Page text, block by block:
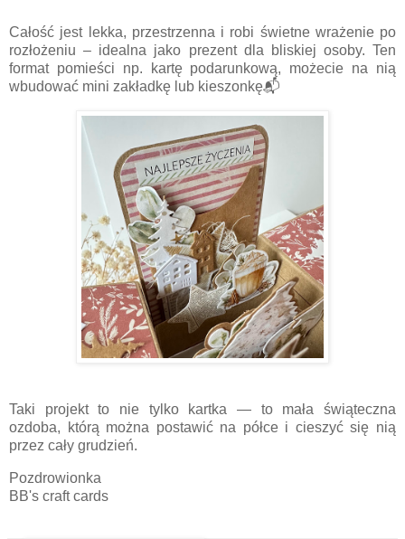
Całość jest lekka, przestrzenna i robi świetne wrażenie po
rozłożeniu – idealna jako prezent dla bliskiej osoby. Ten
format pomieści np. kartę podarunkową, możecie na nią
wbudować mini zakładkę lub kieszonkę📬
Taki projekt to nie tylko kartka — to mała świąteczna
ozdoba, którą można postawić na półce i cieszyć się nią
przez cały grudzień.
Pozdrowionka
BB's craft cards